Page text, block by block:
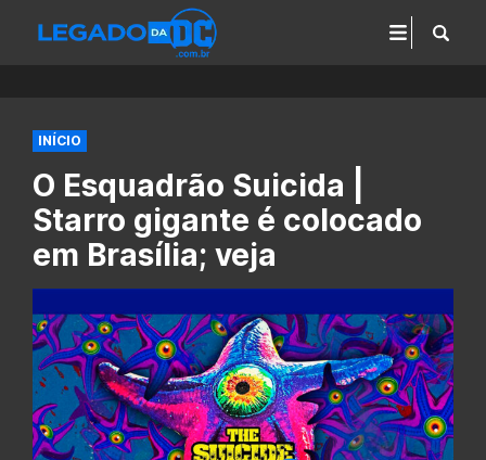
INÍCIO
O Esquadrão Suicida |
Starro gigante é colocado
em Brasília; veja